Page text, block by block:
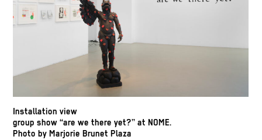
Installation view
group show “are we there yet?” at NOME.
Photo by Marjorie Brunet Plaza